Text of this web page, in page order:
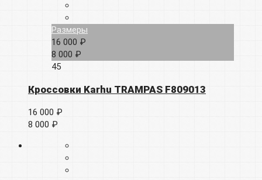
Размеры
16 000 ₽
8 000 ₽
45
Кроссовки Karhu TRAMPAS F809013
16 000 ₽
8 000 ₽